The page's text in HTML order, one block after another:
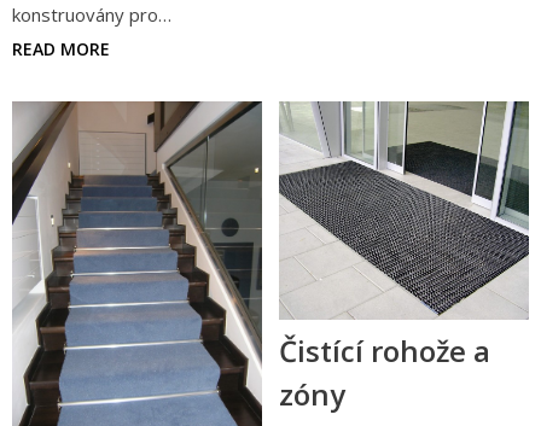
konstruovány pro…
READ MORE
Čistící rohože a
zóny